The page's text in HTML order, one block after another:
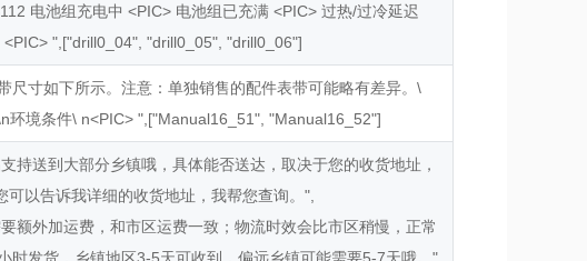
电池组充电中 <PIC> 电池组已充满 <PIC> 过热/过冷延迟
<PIC> ",["drill0_04", "drill0_05", "drill0_06"]
尺寸如下所示。注意：单独销售的配件表带可能略有差异。\
环境条件\ n<PIC> ",["Manual16_51", "Manual16_52"]
持送到大部分乡镇哦，具体能否送达，取决于您的收货地址，
可以告诉我详细的收货地址，我帮您查询。",
额外加运费，和市区运费一致；物流时效会比市区稍慢，正常
时发货，乡镇地区3-5天可收到，偏远乡镇可能需要5-7天哦。"